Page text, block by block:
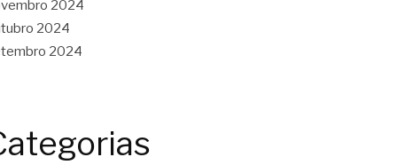
2024
2024
2024